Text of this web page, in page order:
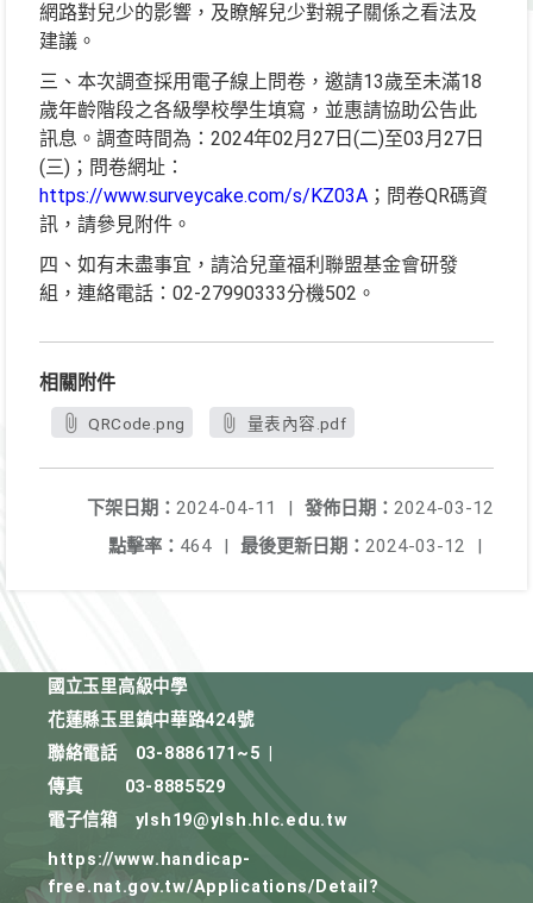
網路對兒少的影響，及瞭解兒少對親子關係之看法及
建議。
三、本次調查採用電子線上問卷，邀請13歲至未滿18
歲年齡階段之各級學校學生填寫，並惠請協助公告此
訊息。調查時間為：2024年02月27日(二)至03月27日
(三)；問卷網址：
https://www.surveycake.com/s/KZ03A ；問卷QR碼資
訊，請參見附件。
四、如有未盡事宜，請洽兒童福利聯盟基金會研發
組，連絡電話：02-27990333分機502。
相關附件
QRCode.png 量表內容.pdf
發佈日期： 2024-03-12
下架日期： 2024-04-11
|
最後更新日期： 2024-03-12 |
點擊率： 464 |
國立玉里高級中學
花蓮縣玉里鎮中華路424號
聯絡電話
03-8886171~5
傳真
03-8885529
電子信箱
ylsh19@ylsh.hlc.edu.tw
https://www.handicap-
free.nat.gov.tw/Applications/Detail?